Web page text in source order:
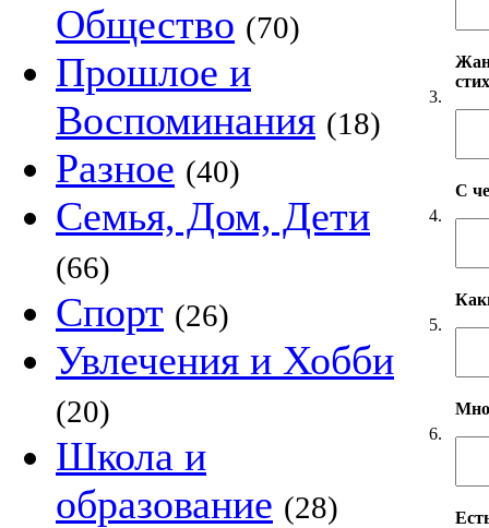
Общество (70)
Прошлое и
Воспоминания (18)
Разное (40)
Семья, Дом, Дети
(66)
Спорт (26)
Увлечения и Хобби
(20)
Школа и
образование (28)
3.
4.
С
5.
6.